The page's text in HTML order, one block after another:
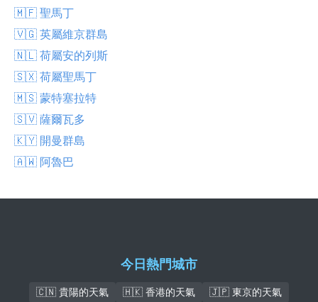
🇲🇫 聖馬丁
🇻🇬 英屬維京群島
🇳🇱 荷屬安的列斯
🇸🇽 荷屬聖馬丁
🇲🇸 蒙特塞拉特
🇸🇻 薩爾瓦多
🇰🇾 開曼群島
🇦🇼 阿魯巴
今日熱門城市
🇨🇳 貴陽的天氣 🇭🇰 香港的天氣
🇯🇵 東京的天氣